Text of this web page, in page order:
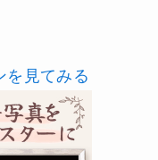
見てみる